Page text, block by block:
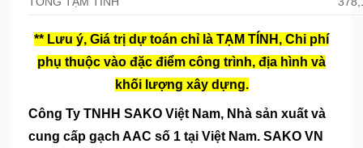
** Lưu ý, Giá trị dự toán chỉ là TẠM TÍNH, Chi phí
phụ thuộc vào đặc điểm công trình, địa hình và
khối lượng xây dựng.
Công Ty TNHH SAKO Việt Nam, Nhà sản xuất và
cung cấp gạch AAC số 1 tại Việt Nam. SAKO VN